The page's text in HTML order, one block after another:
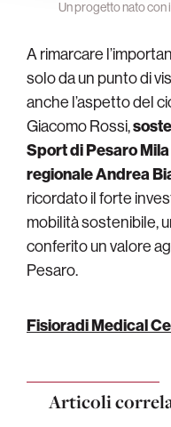
Un progetto nato
A rimarcare
solo da un punto di
anche l’aspetto del
Giacomo Rossi,
Sport di Pesaro
regionale Andrea
ricordato il forte
mobilità sostenibile,
conferito un valore
Pesaro.
Fisioradi Medical
Articoli